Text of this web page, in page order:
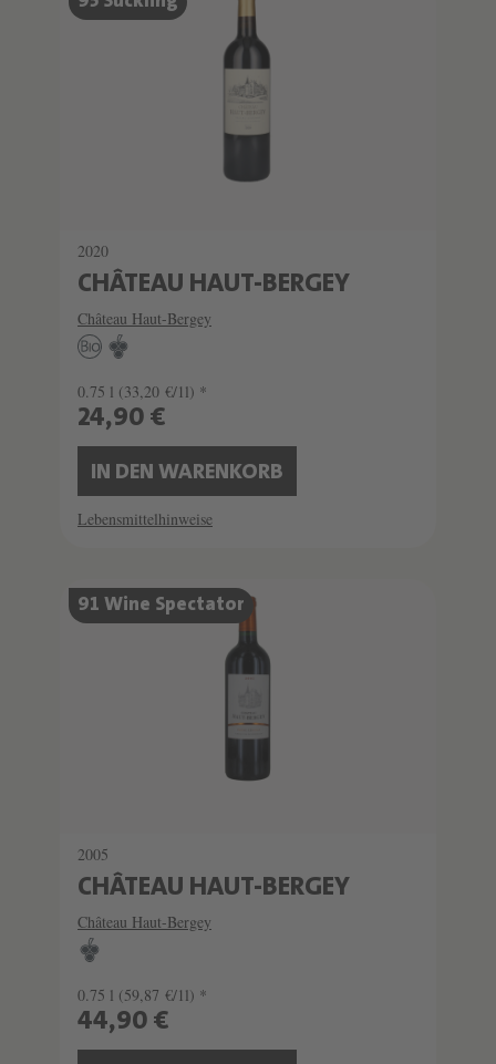
2020
CHÂTEAU HAUT-BERGEY
Château Haut-Bergey
0.75 l (33,20 €/1l) *
24,90 €
IN DEN WARENKORB
Lebensmittelhinweise
91 Wine Spectator
2005
CHÂTEAU HAUT-BERGEY
Château Haut-Bergey
0.75 l (59,87 €/1l) *
44,90 €